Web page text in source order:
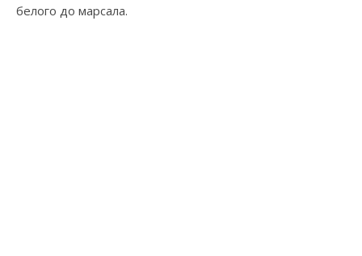
белого до марсала.